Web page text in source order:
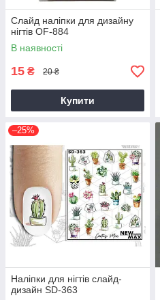
Слайд наліпки для дизайну
нігтів OF-884
В наявності
15 ₴ 20 ₴
Купити
–25%
Наліпки для нігтів слайд-
дизайн SD-363